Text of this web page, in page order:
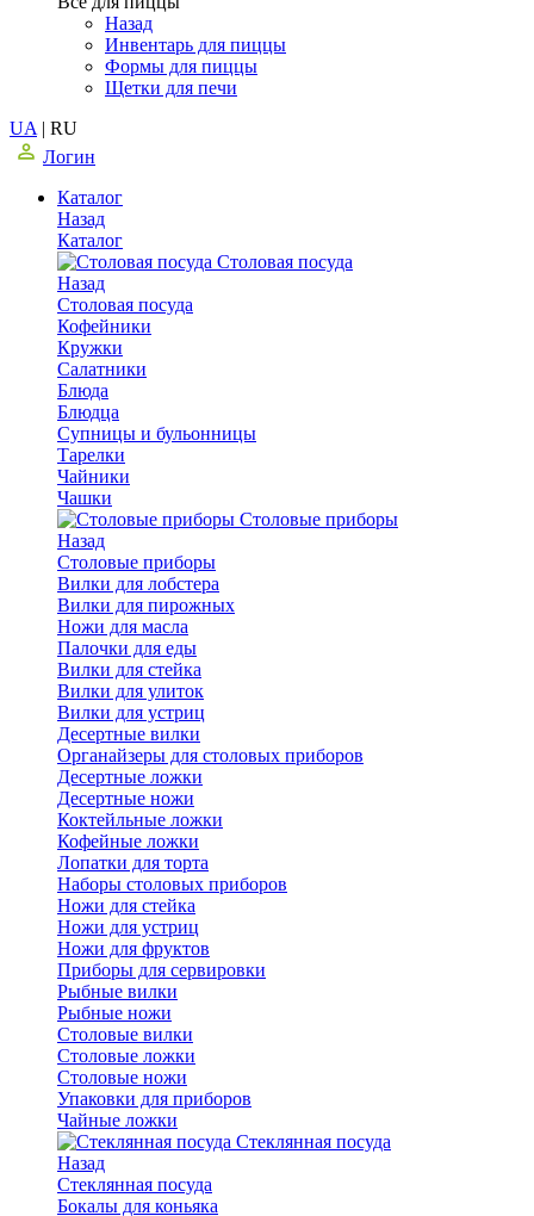
Назад
Инвентарь для пиццы
Формы для пиццы
Щетки для печи
UA | RU
Логин
Каталог
Назад
Каталог
Столовая посуда
Назад
Столовая посуда
Кофейники
Кружки
Салатники
Блюда
Блюдца
Супницы и бульонницы
Тарелки
Чайники
Чашки
Cтоловые приборы
Назад
Cтоловые приборы
Вилки для лобстера
Вилки для пирожных
Ножи для масла
Палочки для еды
Вилки для стейка
Вилки для улиток
Вилки для устриц
Десертные вилки
Органайзеры для столовых приборов
Десертные ложки
Десертные ножи
Коктейльные ложки
Кофейные ложки
Лопатки для торта
Наборы столовых приборов
Ножи для стейка
Ножи для устриц
Ножи для фруктов
Приборы для сервировки
Рыбные вилки
Рыбные ножи
Столовые вилки
Столовые ложки
Столовые ножи
Упаковки для приборов
Чайные ложки
Стеклянная посуда
Назад
Стеклянная посуда
Бокалы для коньяка